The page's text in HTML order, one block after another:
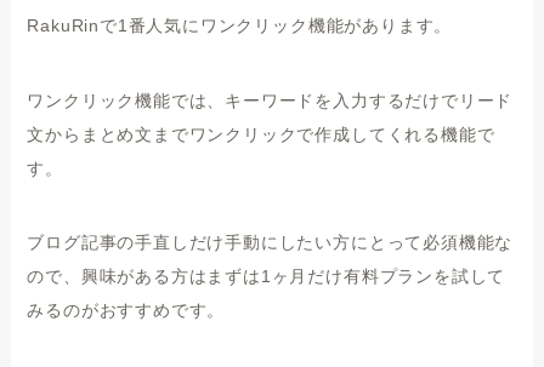
RakuRinで1番人気にワンクリック機能があります。
ワンクリック機能では、キーワードを入力するだけでリード
文からまとめ文までワンクリックで作成してくれる機能で
す。
ブログ記事の手直しだけ手動にしたい方にとって必須機能な
ので、興味がある方はまずは1ヶ月だけ有料プランを試して
みるのがおすすめです。